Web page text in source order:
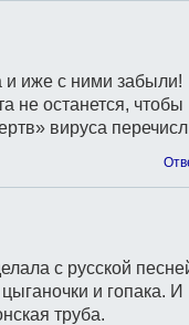
иже с ними забыли!
не останется, чтобы
вируса
с русской
и гопака. И
труба.